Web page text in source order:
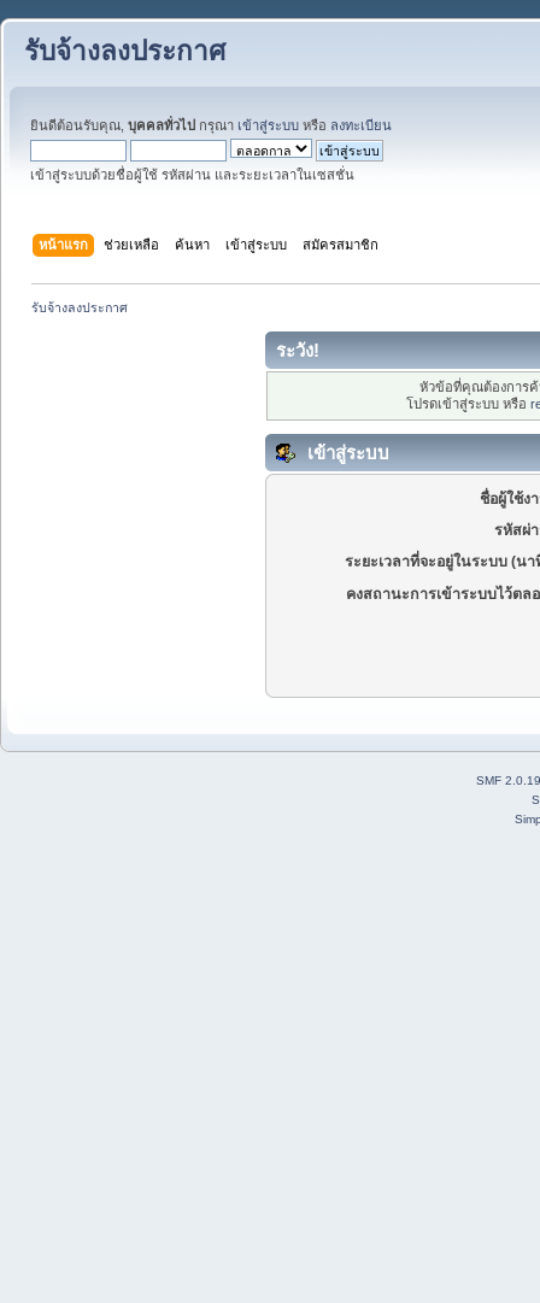
รับจ้างลงประกาศ
ยินดีต้อนรับคุณ, บุคคลทั่วไป กรุณา เข้าสู่ระบบ หรือ ลงทะเบียน
เข้าสู่ระบบด้วยชื่อผู้ใช้ รหัสผ่าน และระยะเวลาในเซสชั่น
หน้าแรก ช่วยเหลือ ค้นหา เข้าสู่ระบบ สมัครสมาชิก
รับจ้างลงประกาศ
ระวัง!
หัวข้อที่คุณต้องการ
โปรดเข้าสู่ระบบ หรือ
เข้าสู่ระบบ
ชื่อผู้ใช้ง
รหัสผ่
ระยะเวลาที่จะอยู่ในระบบ (นา
คงสถานะการเข้าระบบไว้ตล
SMF 2.0.19